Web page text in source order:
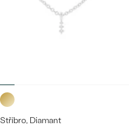
Stříbro, Diamant